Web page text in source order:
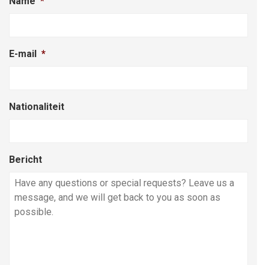
E-mail *
Nationaliteit
Bericht